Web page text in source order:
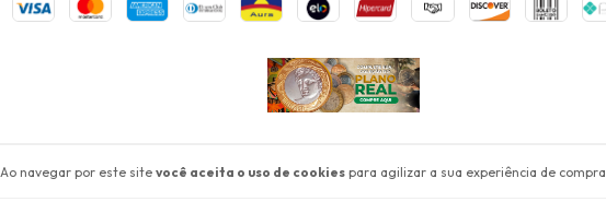
Ao navegar por este site você aceita o uso de cookiespara agilizar a sua experiência de compra.